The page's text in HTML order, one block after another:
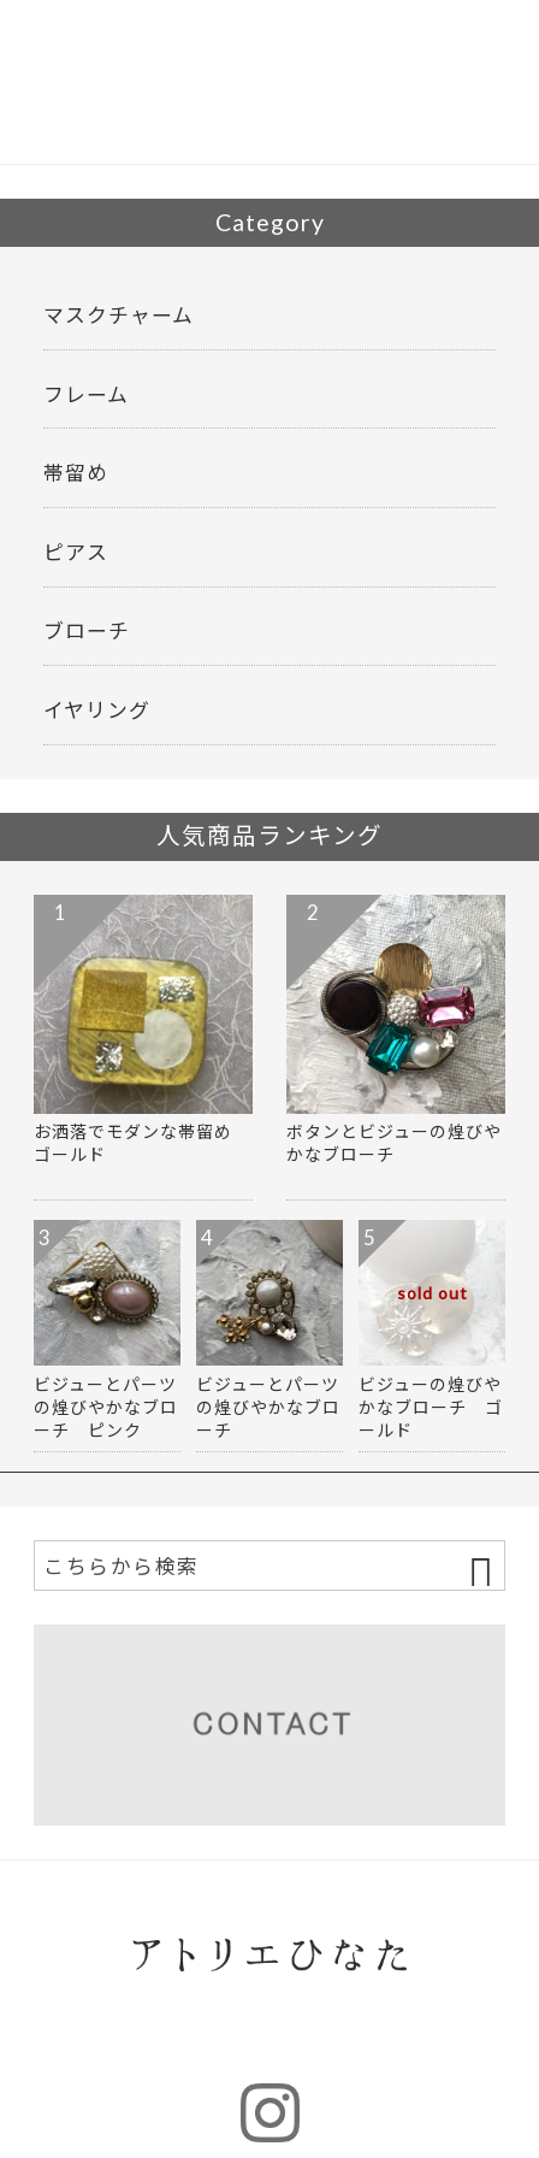
Category
マスクチャーム
フレーム
帯留め
ピアス
ブローチ
イヤリング
人気商品ランキング
お洒落でモダンな帯留め
ゴールド
1
ボタンとビジューの煌びや
かなブローチ
2
ビジューとパーツ
の煌びやかなブロ
ーチ ピンク
3
ビジューとパーツ
の煌びやかなブロ
ーチ
4
sold out
ビジューの煌びや
かなブローチ ゴ
ールド
5